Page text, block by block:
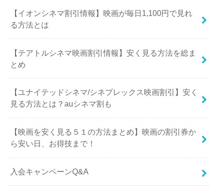
【イオンシネマ割引情報】映画が毎日1,100円で見れ
る方法とは
【テアトルシネマ映画割引情報】安く見る方法を総ま
とめ
【ユナイテッドシネマ/シネプレックス映画割引】安く
見る方法とは？auシネマ割も
【映画を安く見る５１の方法まとめ】映画の割引券か
ら安い日、お得技まで！
入会キャンペーンQ&A